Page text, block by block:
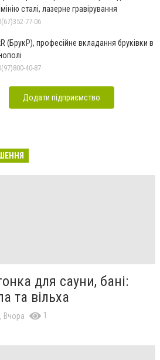
сталі, лазерне гравірування
77-06
(БрукР), професійне вкладання бруківки в
40-87
Додати підприємство
для сауни, бані:
та вільха
Вчора 1